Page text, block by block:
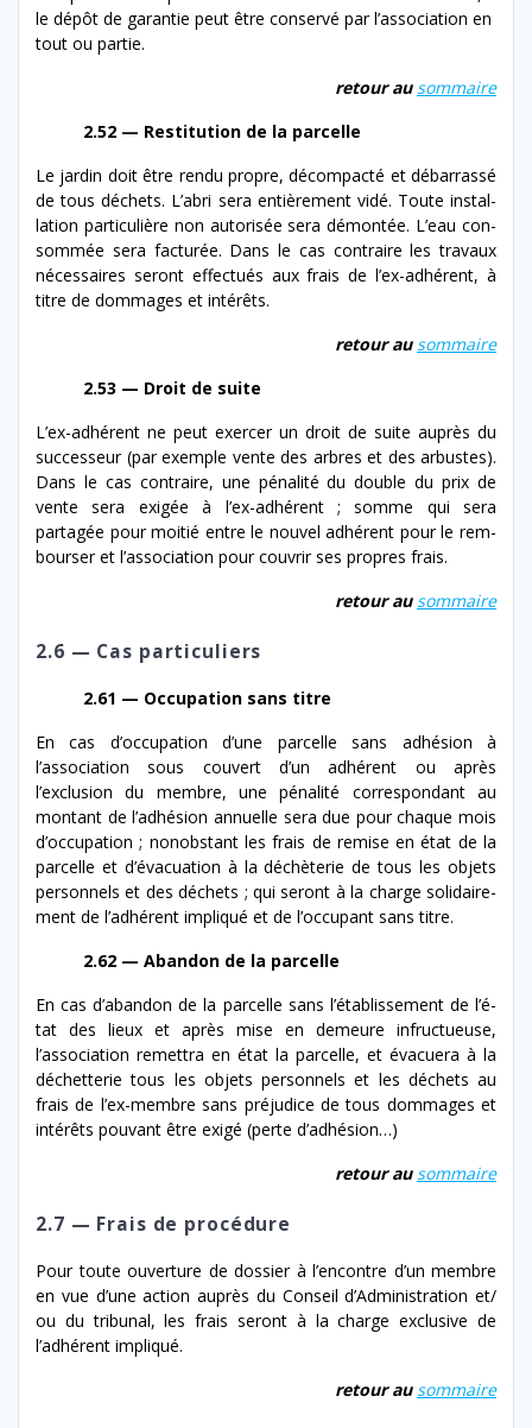
le dépôt de garantie peut être con­servé par l’association en
tout ou partie.
retour au som­maire
2.52 — Restitution de la parcelle
Le jardin doit être ren­du pro­pre, décom­pacté et débar­rassé
de tous déchets. L’abri sera entière­ment vidé. Toute instal­
la­tion par­ti­c­ulière non autorisée sera démon­tée. L’eau con­
som­mée sera fac­turée. Dans le cas con­traire les travaux
néces­saires seront effec­tués aux frais de l’ex-adhérent, à
titre de dom­mages et intérêts.
retour au som­maire
2.53 — Droit de suite
L’ex-​adhérent ne peut exercer un droit de suite auprès du
suc­cesseur (par exem­ple vente des arbres et des arbustes).
Dans le cas con­traire, une pénal­ité du dou­ble du prix de
vente sera exigée à l’ex-adhérent ; somme qui sera
partagée pour moitié entre le nou­v­el adhérent pour le rem­
bours­er et l’association pour cou­vrir ses pro­pres frais.
retour au som­maire
2.6 — Cas particuliers
2.61 — Occupation sans titre
En cas d’oc­cu­pa­tion d’une par­celle sans adhé­sion à
l’association sous cou­vert d’un adhérent ou après
l’exclusion du mem­bre, une pénal­ité cor­re­spon­dant au
mon­tant de l’adhésion annuelle sera due pour chaque mois
d’occupation ; nonob­stant les frais de remise en état de la
par­celle et d’é­vac­u­a­tion à la déchè­terie de tous les objets
per­son­nels et des déchets ; qui seront à la charge sol­idaire­
ment de l’adhérent impliqué et de l’occupant sans titre.
2.62 — Abandon de la parcelle
En cas d’a­ban­don de la par­celle sans l’étab­lisse­ment de l’é­
tat des lieux et après mise en demeure infructueuse,
l’association remet­tra en état la par­celle, et évac­uera à la
déchet­terie tous les objets per­son­nels et les déchets au
frais de l’ex-​membre sans préju­dice de tous dom­mages et
intérêts pou­vant être exigé (perte d’adhésion…)
retour au som­maire
2.7 — Frais de procédure
Pour toute ouver­ture de dossier à l’en­con­tre d’un mem­bre
en vue d’une action auprès du Conseil d’Administration et/​
ou du tri­bunal, les frais seront à la charge exclu­sive de
l’adhérent impliqué.
retour au som­maire